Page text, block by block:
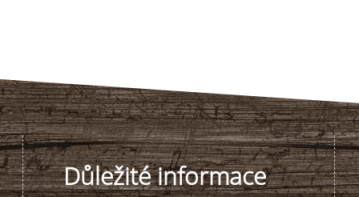
Důležité informace